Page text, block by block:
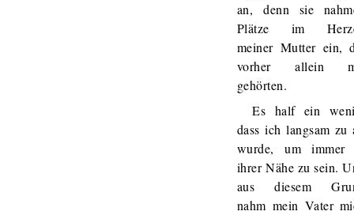
an, denn sie
Plätze im
meiner Mutter ein,
vorher allein
gehörten.
Es half ein
dass ich langsam zu
wurde, um immer
ihrer Nähe zu sein.
aus diesem
nahm mein Vater